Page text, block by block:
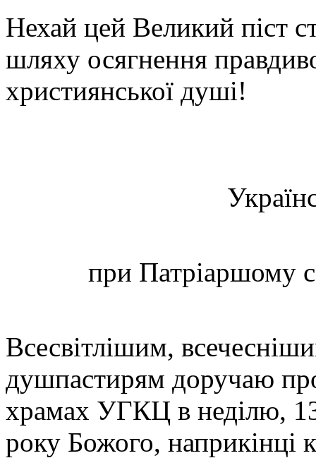
Нехай цей Великий піст
шляху осягнення
християнської душі!
при Патріаршому
Всесвітлішим,
душпастирям доручаю
храмах УГКЦ в неділю,
року Божого, наприкінці